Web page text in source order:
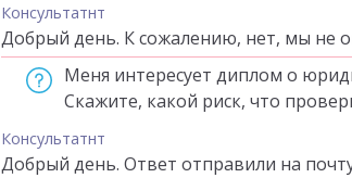
Консультатнт
Добрый день. К сожалению, нет, мы не
Меня интересует диплом о
Скажите, какой риск, что
Консультатнт
Добрый день. Ответ отправили на